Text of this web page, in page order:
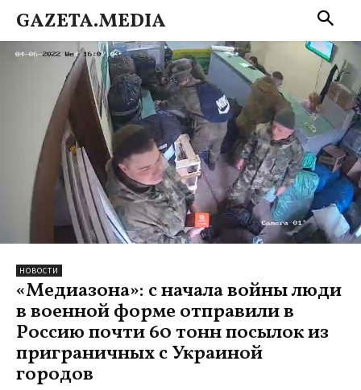
GAZETA.MEDIA
НОВОСТИ
«Медиазона»: с начала войны люди
в военной форме отправили в
Россию почти 60 тонн посылок из
приграничных с Украиной
городов